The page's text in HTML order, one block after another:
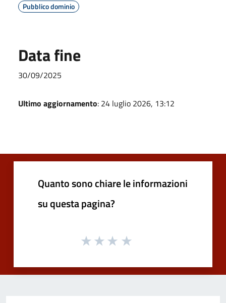
Pubblico dominio
Data fine
30/09/2025
Ultimo aggiornamento: 24 luglio 2026, 13:12
Quanto sono chiare le informazioni
su questa pagina?